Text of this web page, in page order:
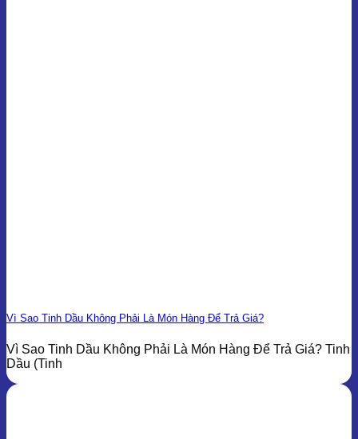
Vì Sao Tinh Dầu Không Phải Là Món Hàng Để Trả Giá?
Vì Sao Tinh Dầu Không Phải Là Món Hàng Để Trả Giá? Tinh
Dầu (Tinh